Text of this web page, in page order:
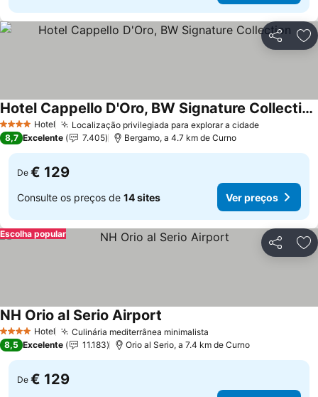
Partilhar
4 EstrelasHotel Localização privilegiada para explorar a cidade
Hotel Cappello D'Oro, BW Signature Collection
8,7 Excelente 7.405 Bergamo, a 4.7 km de Curno
De € 129
Consulte os preços de 14 sites Ver preços
Partilhar
Escolha popular
4 EstrelasHotel Culinária mediterrânea minimalista
NH Orio al Serio Airport
8,5 Excelente 11.183 Orio al Serio, a 7.4 km de Curno
De € 129